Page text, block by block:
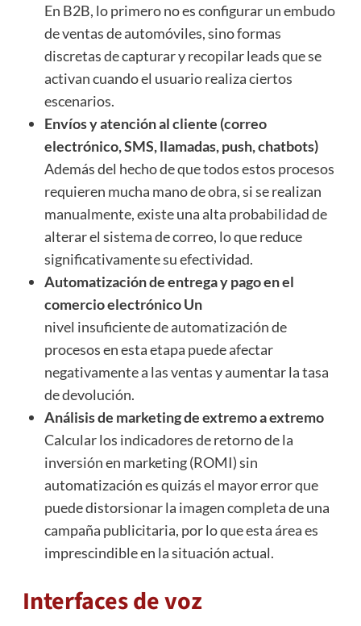
En B2B, lo primero no es configurar un embudo
de ventas de automóviles, sino formas
discretas de capturar y recopilar leads que se
activan cuando el usuario realiza ciertos
escenarios.
Envíos y atención al cliente (correo
electrónico, SMS, llamadas, push, chatbots)
Además del hecho de que todos estos procesos
requieren mucha mano de obra, si se realizan
manualmente, existe una alta probabilidad de
alterar el sistema de correo, lo que reduce
significativamente su efectividad.
Automatización de entrega y pago en el
comercio electrónico Un
nivel insuficiente de automatización de
procesos en esta etapa puede afectar
negativamente a las ventas y aumentar la tasa
de devolución.
Análisis de marketing de extremo a extremo
Calcular los indicadores de retorno de la
inversión en marketing (ROMI) sin
automatización es quizás el mayor error que
puede distorsionar la imagen completa de una
campaña publicitaria, por lo que esta área es
imprescindible en la situación actual.
Interfaces de voz